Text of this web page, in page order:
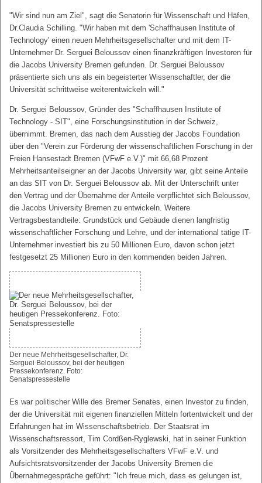
"Wir sind nun am Ziel", sagt die Senatorin für Wissenschaft und Häfen,
Dr.Claudia Schilling. "Wir haben mit dem 'Schaffhausen Institute of
Technology' einen neuen Mehrheitsgesellschafter und mit dem IT-
Unternehmer Dr. Serguei Beloussov einen finanzkräftigen Investoren für
die Jacobs University Bremen gefunden. Dr. Serguei Beloussov
präsentierte sich uns als ein begeisterter Wissenschaftler, der die
Universität schrittweise weiterentwickeln will."
Dr. Serguei Beloussov, Gründer des "Schaffhausen Institute of
Technology - SIT", eine Forschungsinstitution in der Schweiz,
übernimmt. Bremen, das nach dem Ausstieg der Jacobs Foundation
über den "Verein zur Förderung der wissenschaftlichen Forschung in der
Freien Hansestadt Bremen (VFwF e.V.)" mit 66,68 Prozent
Mehrheitsanteilseigner an der Jacobs University war, gibt seine Anteile
an das SIT von Dr. Serguei Beloussov ab. Mit der Unterschrift unter
den Vertrag und der Übernahme der Anteile verpflichtet sich Beloussov,
die Jacobs University Bremen zu entwickeln. Weitere
Vertragsbestandteile: Grundstück und Gebäude dienen langfristig
wissenschaftlicher Forschung und Lehre, und der international tätige IT-
Unternehmer investiert bis zu 50 Millionen Euro, davon schon jetzt
festgesetzt 25 Millionen Euro in den kommenden beiden Jahren.
Der neue Mehrheitsgesellschafter, Dr.
Serguei Beloussov, bei der heutigen
Pressekonferenz. Foto:
Senatspressestelle
Es war politischer Wille des Bremer Senates, einen Investor zu finden,
der die Universität mit eigenen finanziellen Mitteln fortentwickelt und der
Erfahrungen hat im Wissenschaftsbetrieb. Der Staatsrat im
Wissenschaftsressort, Tim Cordßen-Ryglewski, hat in seiner Funktion
als Vorsitzender des Mehrheitsgesellschafters VFwF e.V. und
Aufsichtsratsvorsitzender der Jacobs University Bremen die
Übernahmegespräche geführt: "Ich freue mich, dass es gelungen ist,